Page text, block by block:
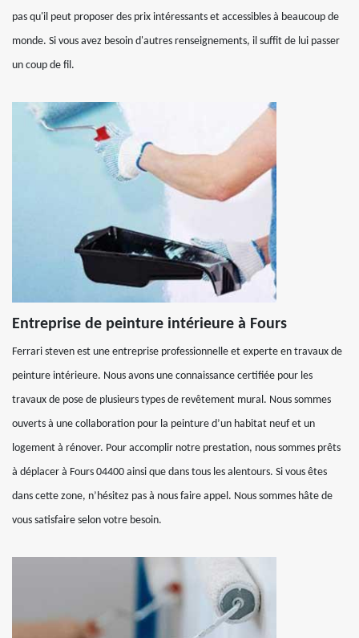
pas qu'il peut proposer des prix intéressants et accessibles à beaucoup de
monde. Si vous avez besoin d'autres renseignements, il suffit de lui passer
un coup de fil.
Entreprise de peinture intérieure à Fours
Ferrari steven est une entreprise professionnelle et experte en travaux de
peinture intérieure. Nous avons une connaissance certifiée pour les
travaux de pose de plusieurs types de revêtement mural. Nous sommes
ouverts à une collaboration pour la peinture d’un habitat neuf et un
logement à rénover. Pour accomplir notre prestation, nous sommes prêts
à déplacer à Fours 04400 ainsi que dans tous les alentours. Si vous êtes
dans cette zone, n’hésitez pas à nous faire appel. Nous sommes hâte de
vous satisfaire selon votre besoin.